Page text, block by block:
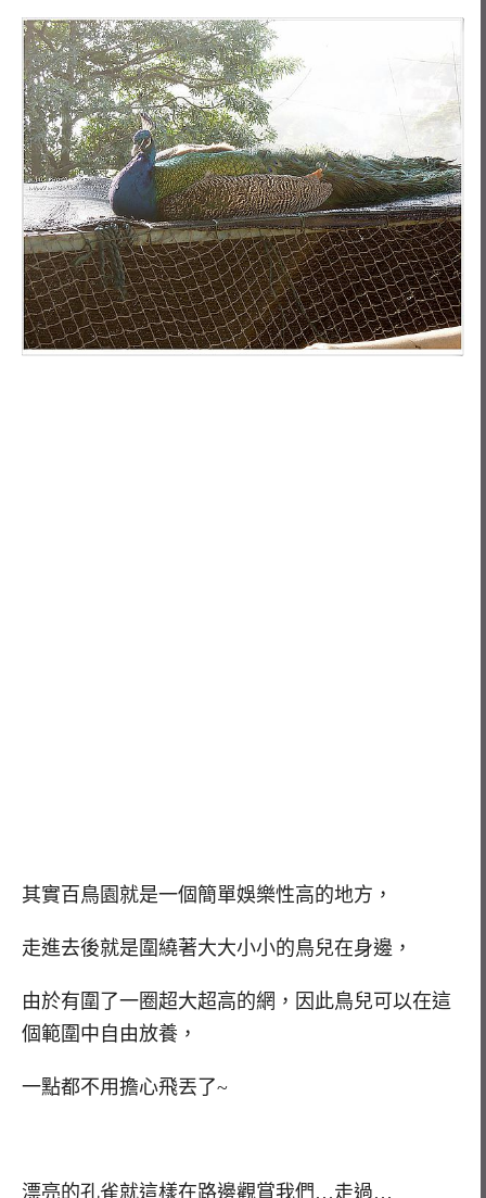
其實百鳥園就是一個簡單娛樂性高的地方，
走進去後就是圍繞著大大小小的鳥兒在身邊，
由於有圍了一圈超大超高的網，因此鳥兒可以在這
個範圍中自由放養，
一點都不用擔心飛丟了~
漂亮的孔雀就這樣在路邊觀賞我們…走過…